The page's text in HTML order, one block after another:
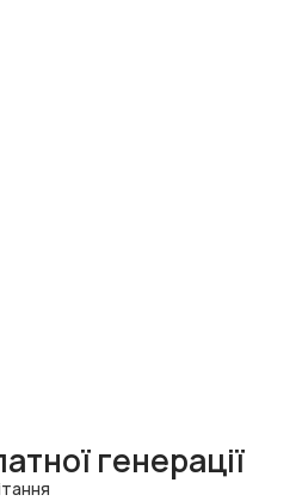
генерації